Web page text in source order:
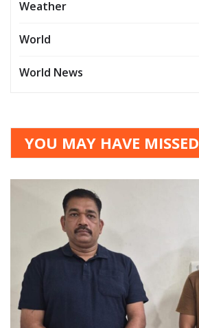
Weather
World
World News
YOU MAY HAVE MISSED